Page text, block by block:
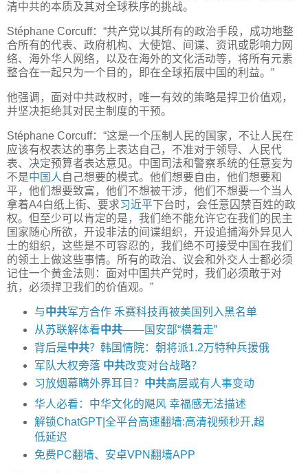
清中共的本质及其对全球秩序的挑战。
Stéphane Corcuff：“共产党以其所有的政治手段，成功地整
合所有的代表、政府机构、大使馆、间谍、资讯或影响力网
络、海外华人网络，以及在海外的文化活动等，将所有元素
整合在一起只为一个目的，即在全球拓展中国的利益。”
他强调，面对中共政权时，唯一有效的策略是捍卫价值观，
并坚决拒绝其对民主制度的干预。
Stéphane Corcuff：“这是一个压制人民的国家，不让人民在
应该有权表达的事务上表达自己，不准对于领导、人民代
表、决定预算者表达意见。中国司法和警察系统的任意妄为
不是中国人 自己想要的模式。他们想要自由，他们想要和
平，他们想要致富，他们不想被干涉，他们不想要一个当人
拿着A4白纸上街、要求习近平下台时，会任意囚禁百姓的政
权。但至少可以肯定的是，我们绝不能允许它在我们的民主
国家随心所欲，开设非法的间谍组织，开设追捕海外异见人
士的组织，这些是不可容忍的，我们绝不可接受中国在我们
的领土上做这些事情。所有的政治、议会和外交人士都必须
记住一个黄金法则：面对中国共产党时，我们必须敢于对
抗，必须捍卫我们的价值观。”
与中共军方合作 禾赛科技再被美国列入黑名单
从苏联解体看中共——国安部“横着走”
背后是中共？韩国情院：朝将派1.2万特种兵援俄
军队大权旁落 中共改变对台战略？
习放烟幕瞒外界耳目？ 中共高层或有人事变动
华人必看：中华文化的飓风 幸福感无法描述
解锁ChatGPT|全平台高速翻墙:高清视频秒开,超
低延迟
免费PC翻墙、安卓VPN翻墙APP